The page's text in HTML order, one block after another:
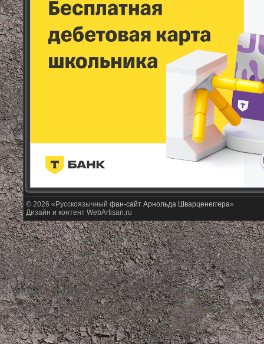
© 2026 «Русскоязычный фан-сайт Арнольда Шварценеггера»
Дизайн и контент WebArtisan.ru